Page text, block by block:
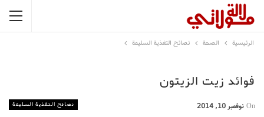
الرئيسية الصحة نصائح التغذية السليمة
فوائد زيت الزيتون
نصائح التغذية السليمة On نوفمبر 10, 2014